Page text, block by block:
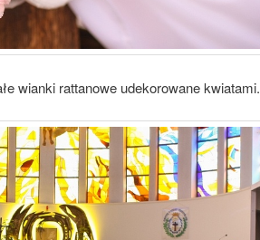
wianki rattanowe udekorowane kwiatami.